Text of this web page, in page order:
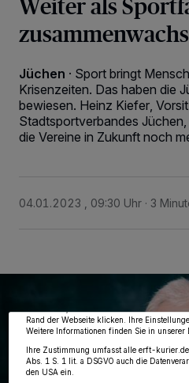
Jüchen · Sport bringt
Krisenzeiten. Das haben die
bewiesen. Heinz Kiefer,
Stadtsportverbandes
die Vereine in Zukunft noch
04.01.2023 , 09:30 Uhr 3
Zwecke. Wenn Tracker deaktiviert sind,
möglicherweise nicht mehr so relevant für
wieder aufrufen, um Ihre Einstellungen zu
widerrufen, indem Sie auf den Link
Rand der Webseite klicken. Ihre
Weitere Informationen finden Sie in unserer
Ihre Zustimmung umfasst alle erft-
Abs. 1 S. 1 lit. a DSGVO auch die
den USA ein.